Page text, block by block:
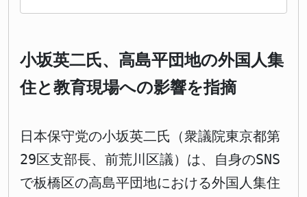
小坂英二氏、高島平団地の外国人集
住と教育現場への影響を指摘
日本保守党の小坂英二氏（衆議院東京都第
29区支部長、前荒川区議）は、自身のSNS
で板橋区の高島平団地における外国人集住